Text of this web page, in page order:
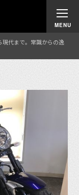
現代まで。常識からの逸